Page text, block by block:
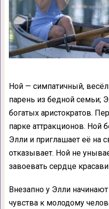
Ной — симпатичный,
парень из бедной семьи;
богатых аристократов.
парке аттракционов. Ной
Элли и приглашает её на
отказывает. Ной не
завоевать сердце
Внезапно у Элли
чувства к молодому